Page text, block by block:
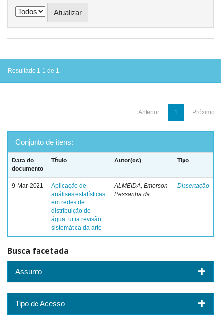
Resultado 1-1 de 1.
Anterior 1 Próximo
Conjunto de itens:
Data do
documento
Título Autor(es) Tipo
9-Mar-2021
Aplicação de
análises estatísticas
em redes de
distribuição de
água: uma revisão
sistemática da arte
ALMEIDA, Emerson
Pessanha de
Dissertação
Busca facetada
Assunto
Tipo de Acesso